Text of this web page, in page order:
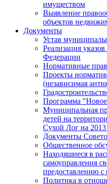
имуществом
Выявление
объектов
Документы
Устав
Реализация
Федерации
Нормативные
Проекты
(независимая
Программа "Новое
Муниципальная
детей на
Сухой Лог на
Документы
Общественное
Находящиеся в
самоуправления
предоставлению с
Политика в